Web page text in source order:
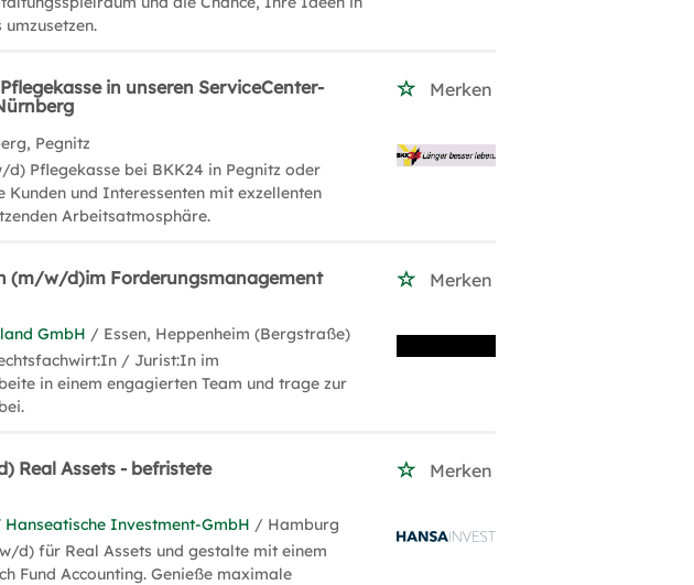
in unseren ServiceCenter-
Merken
Pegnitz
Pflegekasse bei BKK24 in Pegnitz oder
Kunden und Interessenten mit exzellenten
Arbeitsatmosphäre.
(m/w/d)im Forderungsmanagement
Merken
GmbH / Essen, Heppenheim (Bergstraße)
/ Jurist:In im
in einem engagierten Team und trage zur
Real Assets - befristete
Merken
Hanseatische Investment-GmbH / Hamburg
d) für Real Assets und gestalte mit einem
Fund Accounting. Genieße maximale